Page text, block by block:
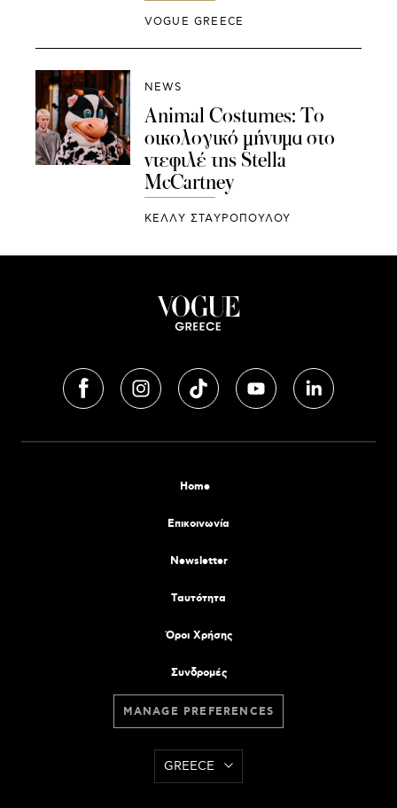
VOGUE GREECE
NEWS
Animal Costumes: Tο
οικολογικό μήνυμα στο
ντεφιλέ της Stella
McCartney
ΚΕΛΛΥ ΣΤΑΥΡΟΠΟΥΛΟΥ
Home
Επικοινωνία
Newsletter
Tαυτότητα
Όροι Χρήσης
Συνδρομές
MANAGE PREFERENCES
GREECE